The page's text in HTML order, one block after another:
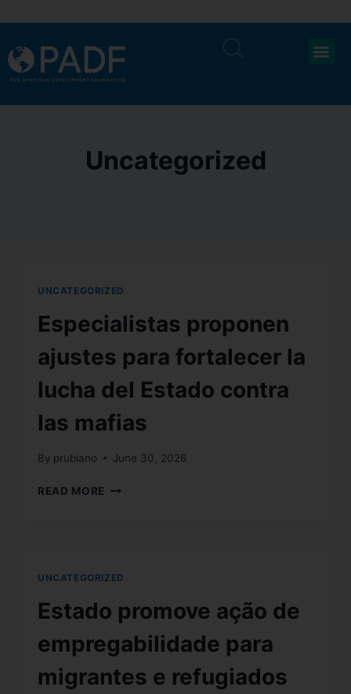
Uncategorized
UNCATEGORIZED
Especialistas proponen
ajustes para fortalecer la
lucha del Estado contra
las mafias
By prubiano June 30, 2026
READ MORE
UNCATEGORIZED
Estado promove ação de
empregabilidade para
migrantes e refugiados